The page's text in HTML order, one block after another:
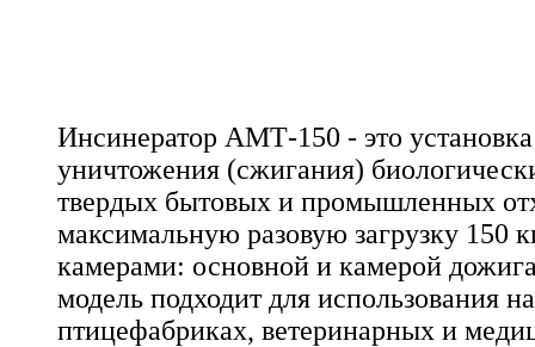
Инсинератор АМТ-150 - это установка
уничтожения (сжигания)
твердых бытовых и промышленных
максимальную разовую загрузку 150
камерами: основной и камерой
модель подходит для использования
птицефабриках, ветеринарных и